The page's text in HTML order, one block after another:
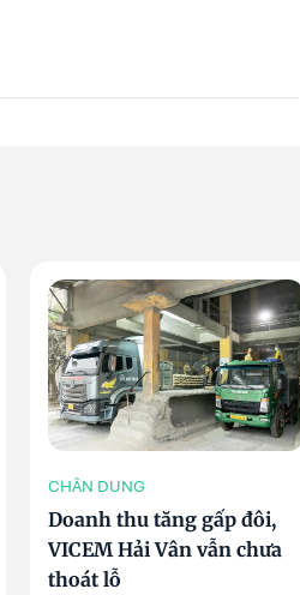
CHÂN DUNG
Doanh thu tăng gấp đôi,
VICEM Hải Vân vẫn chưa
thoát lỗ